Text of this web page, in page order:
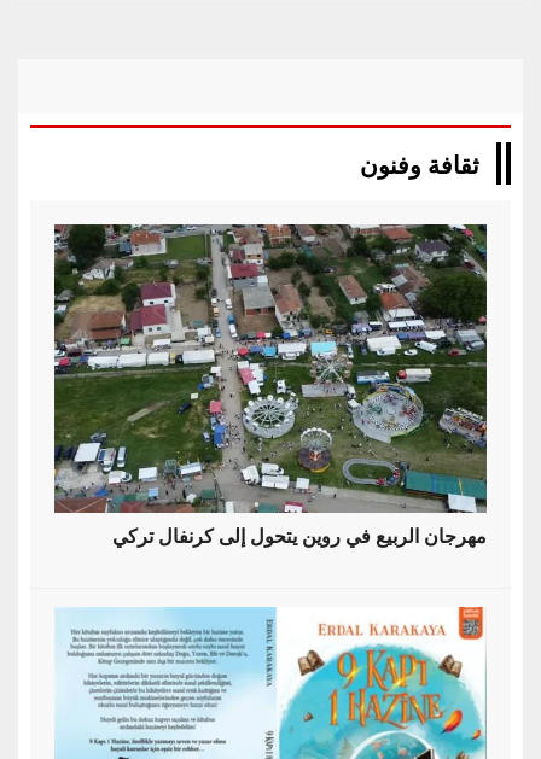
ثقافة وفنون
مهرجان الربيع في روين يتحول إلى كرنفال تركي